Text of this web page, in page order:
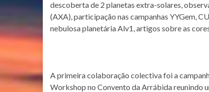
descoberta de 2 planetas extra-solares,
(AXA), participação nas campanhas YYGem,
nebulosa planetária Alv1, artigos sobre as
A primeira colaboração colectiva foi a
Workshop no Convento da Arrábida reunindo